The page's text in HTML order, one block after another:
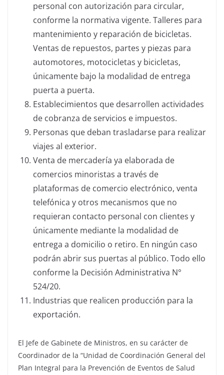
personal con autorización para circular,
conforme la normativa vigente. Talleres para
mantenimiento y reparación de bicicletas.
Ventas de repuestos, partes y piezas para
automotores, motocicletas y bicicletas,
únicamente bajo la modalidad de entrega
puerta a puerta.
Establecimientos que desarrollen actividades
de cobranza de servicios e impuestos.
Personas que deban trasladarse para realizar
viajes al exterior.
Venta de mercadería ya elaborada de
comercios minoristas a través de
plataformas de comercio electrónico, venta
telefónica y otros mecanismos que no
requieran contacto personal con clientes y
únicamente mediante la modalidad de
entrega a domicilio o retiro. En ningún caso
podrán abrir sus puertas al público. Todo ello
conforme la Decisión Administrativa N°
524/20.
Industrias que realicen producción para la
exportación.
El Jefe de Gabinete de Ministros, en su carácter de
Coordinador de la “Unidad de Coordinación General del
Plan Integral para la Prevención de Eventos de Salud